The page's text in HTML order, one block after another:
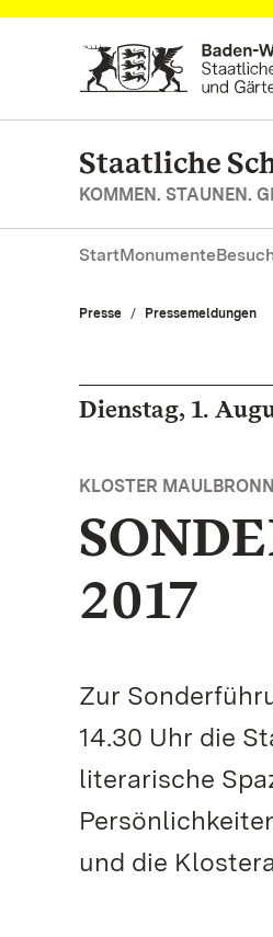
Zum Hauptinhalt springen
Staatliche
KOMMEN. STAUNEN.
StartMonumente
Presse Pressemeldungen
Dienstag, 1.
KLOSTER
2017
Zur
14.30 Uhr die
literarische
und die